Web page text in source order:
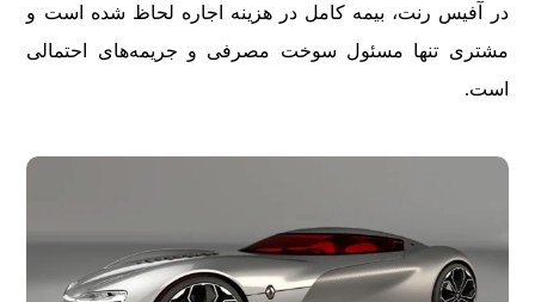
در آفیس رنت، بیمه کامل در هزینه اجاره لحاظ شده است و
مشتری تنها مسئول سوخت مصرفی و جریمه‌های احتمالی
است.